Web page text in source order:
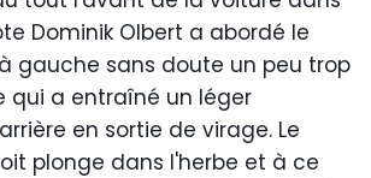
Dominik Olbert a abordé le
gauche sans doute un peu trop
qui a entraîné un léger
en sortie de virage. Le
plonge dans l'herbe et à ce